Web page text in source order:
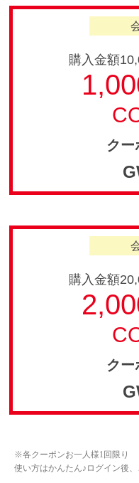
購入金額
クー
購入金額
クー
※各クーポンお一人様1回限り
使い方はかんたん♪ログイン後